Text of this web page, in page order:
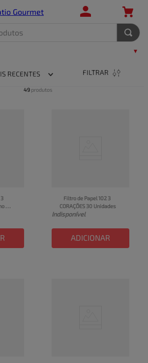
RECENTES FILTRAR
49 produtos
Filtro de Papel 102 3
CORAÇÕES 30 Unidades
Indisponível
ADICIONAR